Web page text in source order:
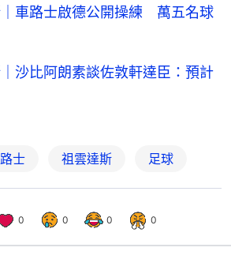
車路士啟德公開操練 萬五名球
沙比阿朗素談佐敦軒達臣：預計
士 祖雲達斯 足球
0 0 0 0